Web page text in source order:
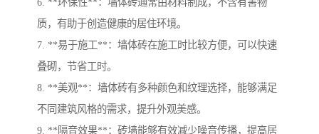
质，有助于创造健康的居住环境。
7. **易于施工**：墙体砖在施工时比较方便，可以快速
叠砌，节省工时。
8. **美观**：墙体砖有多种颜色和纹理选择，能够满足
不同建筑风格的需求，提升外观美感。
9. **隔音效果**：砖墙能够有效减少噪音传播，提高居